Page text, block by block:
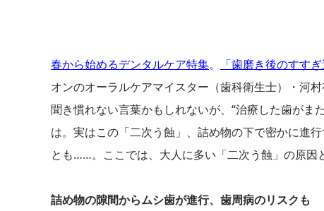
春から始めるデンタルケア特集。 「歯磨き後のすす
オンのオーラルケアマイスター（歯科衛生士）・河
聞き慣れない言葉かもしれないが、“治療した歯が
は。実はこの「二次う蝕」、詰め物の下で密かに進
とも……。ここでは、大人に多い「二次う蝕」の原因
詰め物の隙間からムシ歯が進行、歯周病のリスクも